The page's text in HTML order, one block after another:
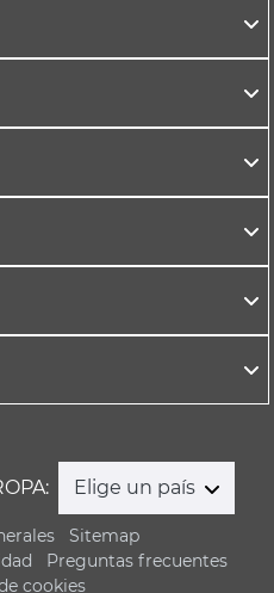
Elige un país
Sitemap
Preguntas frecuentes
cookies